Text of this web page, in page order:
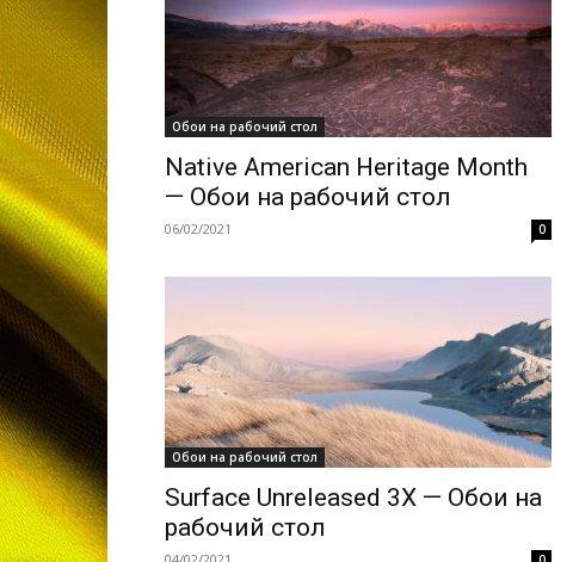
Обои на рабочий стол
Native American Heritage Month
— Обои на рабочий стол
06/02/2021 0
Обои на рабочий стол
Surface Unreleased 3X — Обои на
рабочий стол